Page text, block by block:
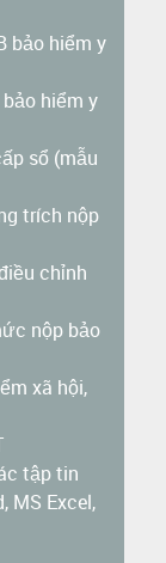
bảo hiểm y
hiểm y
sổ (mẫu
trích nộp
chỉnh
nộp bảo
xã hội,
tập tin
MS Excel,